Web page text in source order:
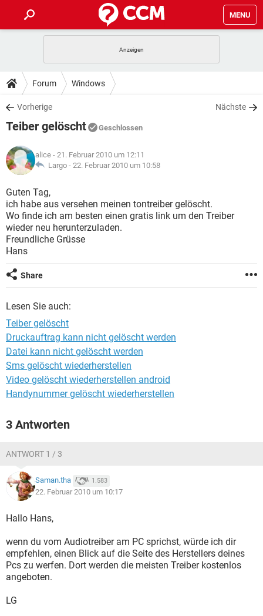
MENU
ANDROID
WINDOWS 10
WHATSAPP TIKTOK
FACEBOOK
TIPPS & TRICKS
SPIELE
WHATSAPP TIKTOK
FACEBOOK
DOWNLOADS
SPIELE STREAMING
ANDROID
WINDOWS 10 INSTAGRAM
WHATSAPP
FACEBOOK HARDWARE
SPIELE STREAMING
ANDROID
WINDOWS 10
WHATSAPP TIKTOK
FACEBOOK
LEXIKON
SPIELE
ANDROID IOS
WINDOWS 10
FACEBOOK
Forum Windows
Vorherige Nächste
Teiber gelöscht Geschlossen
alice - 21. Februar 2010 um 12:11
Largo - 22. Februar 2010 um 10:58
Guten Tag,
ich habe aus versehen meinen tontreiber gelöscht.
Wo finde ich am besten einen gratis link um den Treiber
wieder neu herunterzuladen.
Freundliche Grüsse
Hans
Share
Lesen Sie auch:
Teiber gelöscht
Druckauftrag kann nicht gelöscht werden
Datei kann nicht gelöscht werden
Sms gelöscht wiederherstellen
Video gelöscht wiederherstellen android
Handynummer gelöscht wiederherstellen
3 Antworten
ANTWORT 1 / 3
Saman.tha 1.583
22. Februar 2010 um 10:17
Hallo Hans,
wenn du vom Audiotreiber am PC sprichst, würde ich dir
empfehlen, einen Blick auf die Seite des Herstellers deines
Pcs zu werfen. Dort werden die meisten Treiber kostenlos
angeboten.
LG